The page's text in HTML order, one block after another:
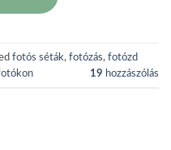
fotós séták, fotózás, fotózd
19 hozzászólás